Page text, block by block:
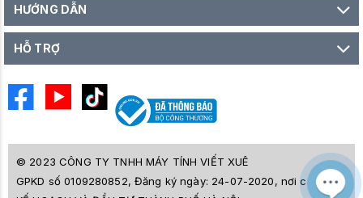
HƯỚNG DẪN
HỖ TRỢ
© 2023 CÔNG TY TNHH MÁY TÍNH VIẾT XUÊ
GPKD số 0109280852, Đăng ký ngày: 24-07-2020, nơi cấp SỞ